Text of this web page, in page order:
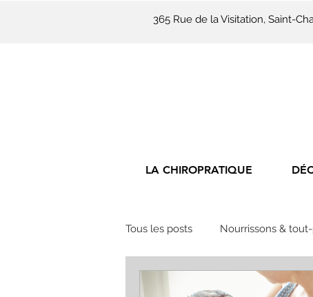
365 Rue de la Visitation, Saint-
LA CHIROPRATIQUE
Tous les posts Nourrissons &